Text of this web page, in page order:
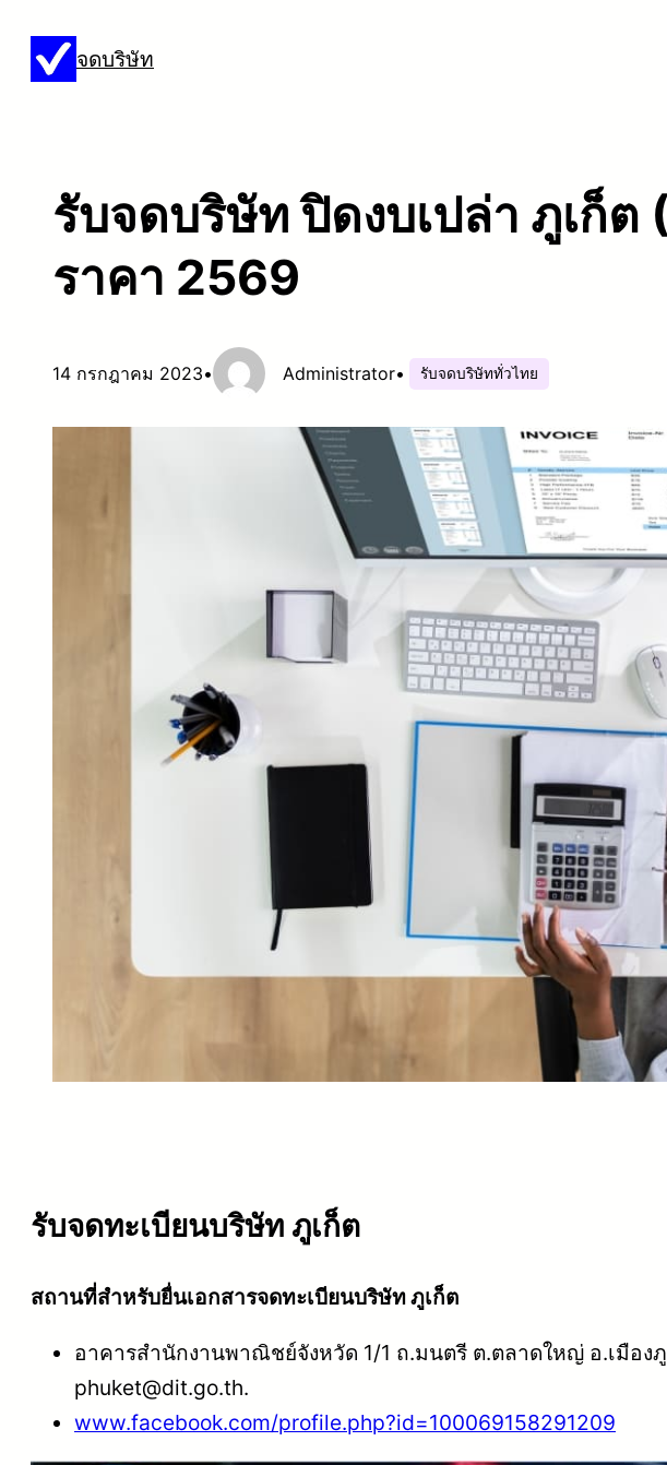
จดบริษัท
รับจดบริษัท ปิดงบเปล่า ภูเก็
ราคา 2569
14 กรกฎาคม 2023• Administrator• รับจดบริษัททั่วไทย
รับจดทะเบียนบริษัท ภูเก็ต
สถานที่สำหรับยื่นเอกสารจดทะเบียนบริษัท ภูเก็ต
อาคารสำนักงานพาณิชย์จังหวัด 1/1 ถ.มนตรี ต.ตลาดใหญ่ อ.เมือง
phuket@dit.go.th.
www.facebook.com/profile.php?id=100069158291209